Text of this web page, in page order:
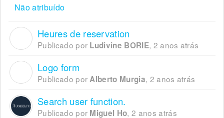
Não atribuído
Heures de reservation
Publicado por Ludivine BORIE, 2 anos atrás
Logo form
Publicado por Alberto Murgia, 2 anos atrás
Search user function.
Publicado por Miguel Ho,2 anos atrás